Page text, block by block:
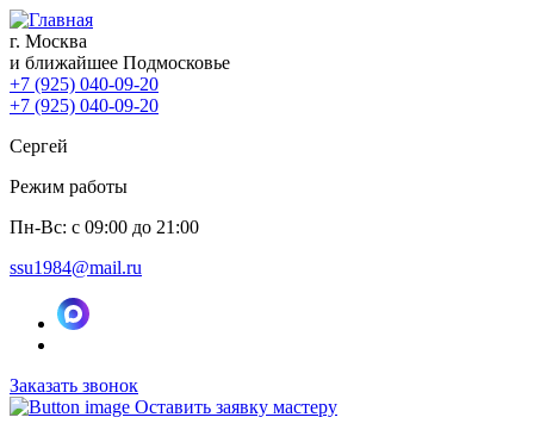
г. Москва
и ближайшее Подмосковье
+7 (925) 040-09-20
+7 (925) 040-09-20
Сергей
Режим работы
Пн-Вс: с 09:00 до 21:00
ssu1984@mail.ru
Заказать звонок
Оставить заявку мастеру